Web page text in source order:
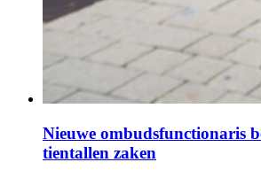
Nieuwe ombudsfunctionaris
tientallen zaken